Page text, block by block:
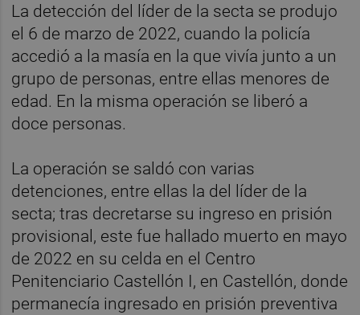
La detección del líder de la secta se produjo
el 6 de marzo de 2022, cuando la policía
accedió a la masía en la que vivía junto a un
grupo de personas, entre ellas menores de
edad. En la misma operación se liberó a
doce personas.
La operación se saldó con varias
detenciones, entre ellas la del líder de la
secta; tras decretarse su ingreso en prisión
provisional, este fue hallado muerto en mayo
de 2022 en su celda en el Centro
Penitenciario Castellón I, en Castellón, donde
permanecía ingresado en prisión preventiva